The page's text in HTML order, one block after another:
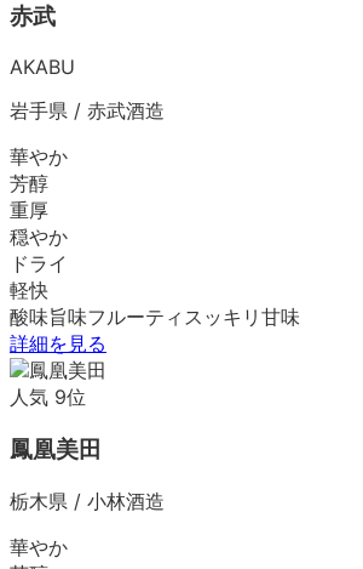
赤武
AKABU
岩手県 / 赤武酒造
華やか
芳醇
重厚
穏やか
ドライ
軽快
酸味旨味フルーティ スッキリ 甘味
詳細を見る
人気 9位
鳳凰美田
栃木県 / 小林酒造
華やか